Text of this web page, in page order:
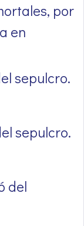
por
en
sepulcro.
sepulcro.
del